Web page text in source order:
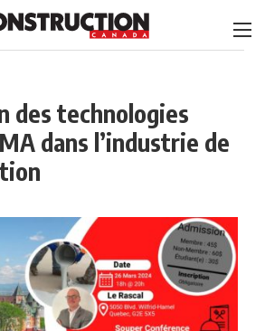
des technologies
dans l’industrie de